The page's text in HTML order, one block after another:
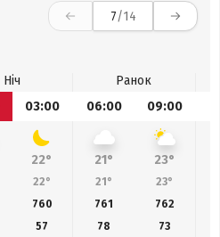
7/14
Ніч
Ранок
03:00 06:00 09:00
22° 21° 23°
22° 21° 23°
760 761 762
57 78 73